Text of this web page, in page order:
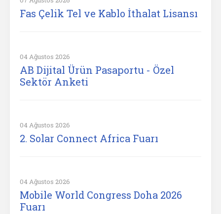
Fas Çelik Tel ve Kablo İthalat Lisansı
04 Ağustos 2026
AB Dijital Ürün Pasaportu - Özel
Sektör Anketi
04 Ağustos 2026
2. Solar Connect Africa Fuarı
04 Ağustos 2026
Mobile World Congress Doha 2026
Fuarı